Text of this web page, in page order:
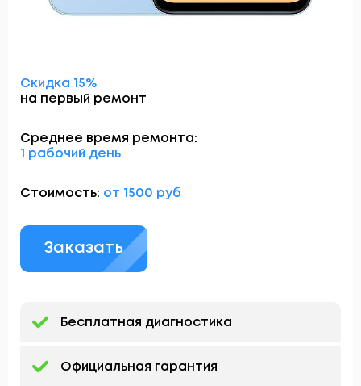
Скидка 15%
на первый ремонт
Среднее время ремонта:
1 рабочий день
Стоимость: от 1500 руб
Заказать
Бесплатная диагностика
Официальная гарантия